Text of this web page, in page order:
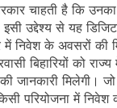
चाहती है कि
उद्देश्य से यह
में निवेश के अवसरों की
बिहारियों को
जानकारी मिलेगी। जो
परियोजना में